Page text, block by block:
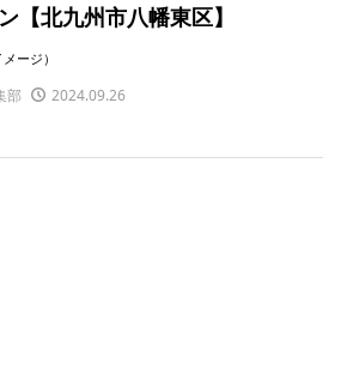
【北九州市八幡東区】
ージ）
部 2024.09.26